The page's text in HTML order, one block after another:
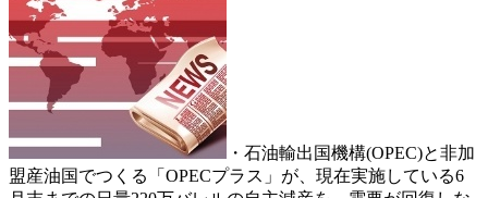
・石油輸出国機構(OPEC)と非加
盟産油国でつくる「OPECプラス」が、現在実施している6